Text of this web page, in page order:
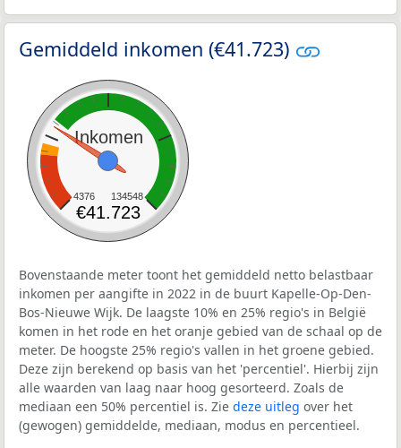
Gemiddeld inkomen (€41.723)
Inkomen
4376 134548
€41.723
Bovenstaande meter toont het gemiddeld netto belastbaar
inkomen per aangifte in 2022 in de buurt Kapelle-Op-Den-
Bos-Nieuwe Wijk. De laagste 10% en 25% regio's in België
komen in het rode en het oranje gebied van de schaal op de
meter. De hoogste 25% regio's vallen in het groene gebied.
Deze zijn berekend op basis van het 'percentiel'. Hierbij zijn
alle waarden van laag naar hoog gesorteerd. Zoals de
mediaan een 50% percentiel is. Zie deze uitleg over het
(gewogen) gemiddelde, mediaan, modus en percentieel.